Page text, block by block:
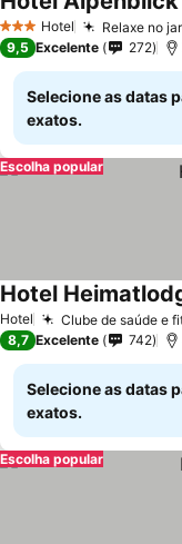
3 EstrelasHotel Relaxe no
9,5 Excelente 272
Selecione as datas
exatos.
Escolha popular
Hotel Clube de saúde e
Hotel
8,7 Excelente 742
Selecione as datas
exatos.
Escolha popular